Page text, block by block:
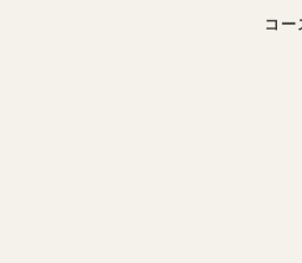
コー